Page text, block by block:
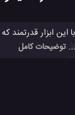
می دهند.
توضیحات کامل